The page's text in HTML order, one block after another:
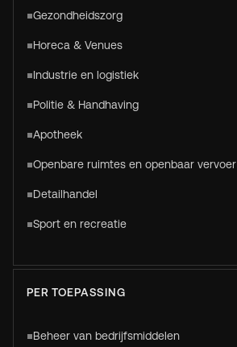
Gezondheidszorg
Horeca & Venues
Industrie en logistiek
Politie & Handhaving
Apotheek
Openbare ruimtes en openbaar vervoer
Detailhandel
Sport en recreatie
PER TOEPASSING
Beheer van bedrijfsmiddelen